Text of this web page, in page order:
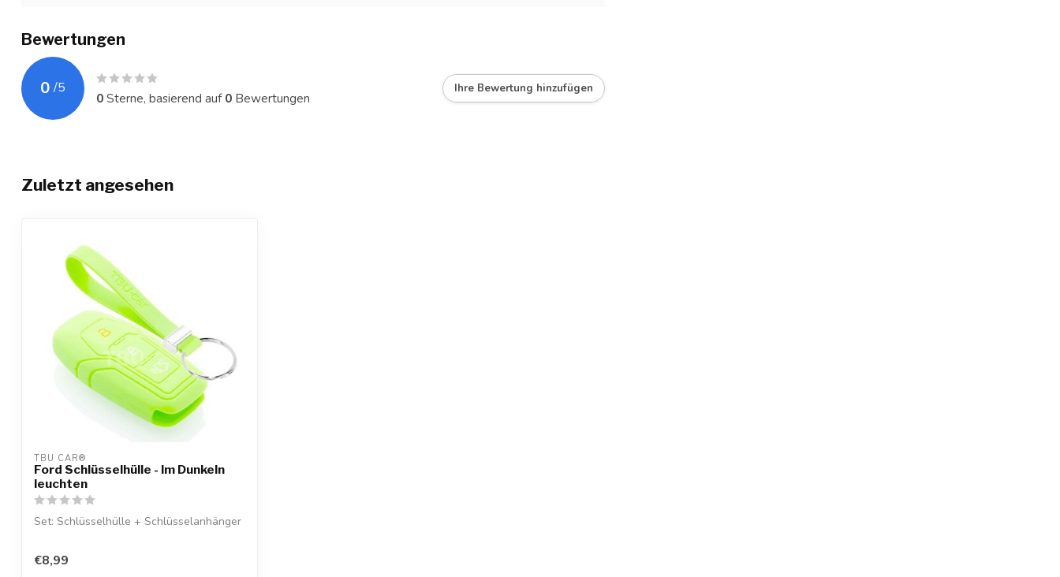
Bewertungen
0 /5
0Sterne, basierend auf0 Bewertungen
Ihre Bewertung hinzufügen
Zuletzt angesehen
TBU CAR®
Ford Schlüsselhülle - Im Dunkeln
leuchten
Set: Schlüsselhülle + Schlüsselanhänger
€8,99